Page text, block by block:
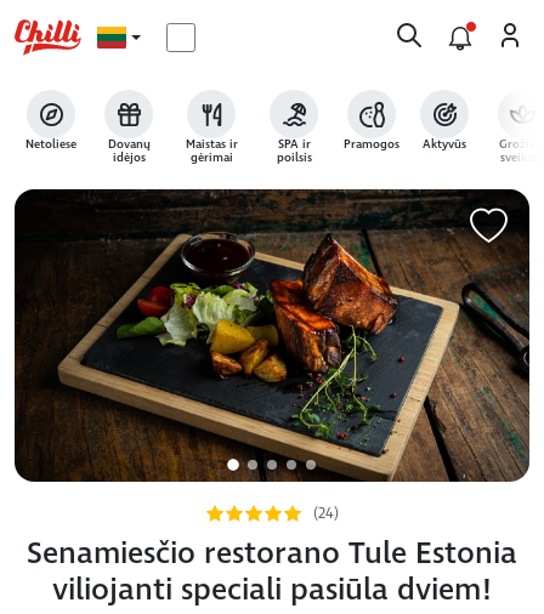
Netoliese Dovanų
idėjos
Maistas ir
gėrimai
SPA ir
poilsis
Pramogos Aktyvūs Grožis
sveikata
(24)
Senamiesčio restorano Tule Estonia
viliojanti speciali pasiūla dviem!